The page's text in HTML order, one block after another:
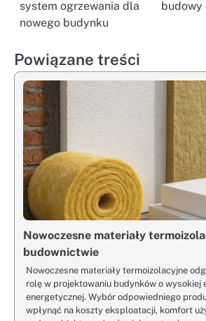
wpisu
system ogrzewania dla
nowego budynku
budowy
Powiązane treści
Nowoczesne materiały
budownictwie
Nowoczesne materiały termoizolacyjne
rolę w projektowaniu budynków o wysokiej
energetycznej. Wybór odpowiedniego
wpłynąć na koszty eksploatacji, komfort